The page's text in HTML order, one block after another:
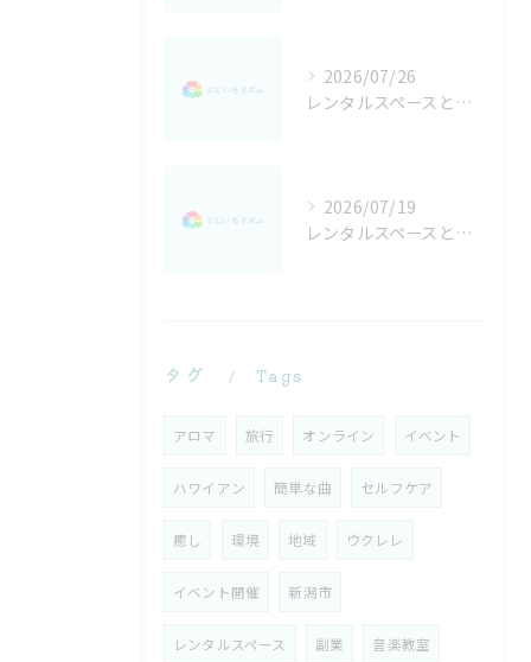
2026/07/26
レンタルスペースとロイヤルを活用する新潟県新潟市東蒲原郡阿賀町の新しい使い方ガイド
2026/07/19
レンタルスペースとホステルで叶える格安プライベート女子会・カップルステイ活用術
タグ Tags
アロマ 旅行 オンライン イベント
ハワイアン 簡単な曲 セルフケア
癒し 環境 地域 ウクレレ
イベント開催 新潟市
レンタルスペース 副業 音楽教室